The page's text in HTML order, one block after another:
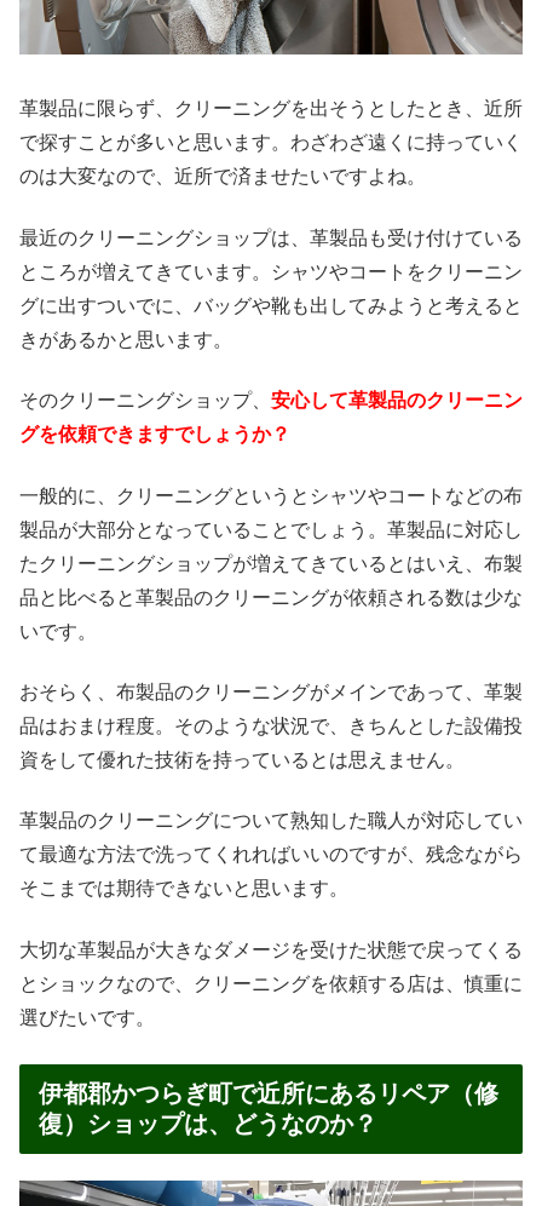
革製品に限らず、クリーニングを出そうとしたとき、近所
で探すことが多いと思います。わざわざ遠くに持っていく
のは大変なので、近所で済ませたいですよね。
最近のクリーニングショップは、革製品も受け付けている
ところが増えてきています。シャツやコートをクリーニン
グに出すついでに、バッグや靴も出してみようと考えると
きがあるかと思います。
そのクリーニングショップ、 安心して革製品のクリーニン
グを依頼できますでしょうか？
一般的に、クリーニングというとシャツやコートなどの布
製品が大部分となっていることでしょう。革製品に対応し
たクリーニングショップが増えてきているとはいえ、布製
品と比べると革製品のクリーニングが依頼される数は少な
いです。
おそらく、布製品のクリーニングがメインであって、革製
品はおまけ程度。そのような状況で、きちんとした設備投
資をして優れた技術を持っているとは思えません。
革製品のクリーニングについて熟知した職人が対応してい
て最適な方法で洗ってくれればいいのですが、残念ながら
そこまでは期待できないと思います。
大切な革製品が大きなダメージを受けた状態で戻ってくる
とショックなので、クリーニングを依頼する店は、慎重に
選びたいです。
伊都郡かつらぎ町で近所にあるリペア（修
復）ショップは、どうなのか？